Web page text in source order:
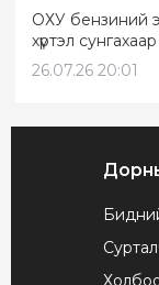
ОХУ бензиний
хүртэл
26.07.26 20:01